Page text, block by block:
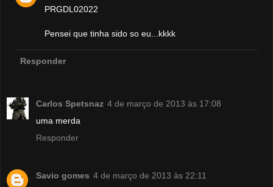
PRGDL02022
Pensei que tinha sido so eu...kkkk
Responder
Carlos Spetsnaz 4 de março de 2013 às 17:08
uma merda
Responder
Savio gomes 4 de março de 2013 às 22:11